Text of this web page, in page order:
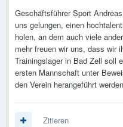
Geschäftsführer Sport
uns gelungen, einen
holen, an dem auch viele
mehr freuen wir uns, dass wir
Trainingslager in Bad Zell soll
ersten Mannschaft unter
den Verein herangeführt
Zitieren